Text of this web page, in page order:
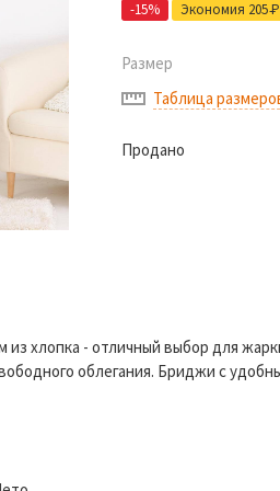
-15% Экономия 205Р
Размер
Таблица
Продано
хлопка - отличный выбор для
облегания. Бриджи с